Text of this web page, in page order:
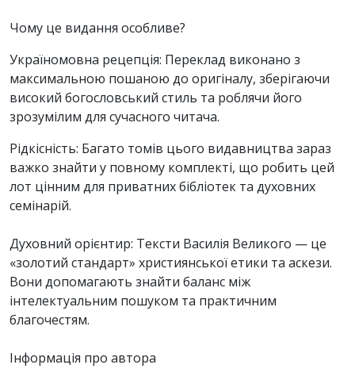
Чому це видання особливе?
Україномовна рецепція: Переклад виконано з
максимальною пошаною до оригіналу, зберігаючи
високий богословський стиль та роблячи його
зрозумілим для сучасного читача.
Рідкісність: Багато томів цього видавництва зараз
важко знайти у повному комплекті, що робить цей
лот цінним для приватних бібліотек та духовних
семінарій.
Духовний орієнтир: Тексти Василія Великого — це
«золотий стандарт» християнської етики та аскези.
Вони допомагають знайти баланс між
інтелектуальним пошуком та практичним
благочестям.
Інформація про автора